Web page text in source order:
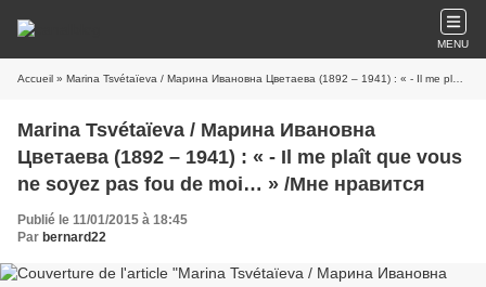
MENU
Accueil » Marina Tsvétaïeva / Марина Ивановна Цветаева (1892 – 1941) : « - Il me plaît que vous ne soyez pas fou de moi… » /Мне нравится
Marina Tsvétaïeva / Марина Ивановна
Цветаева (1892 – 1941) : « - Il me plaît que vous
ne soyez pas fou de moi… » /Мне нравится
Publié le 11/01/2015 à 18:45
Par bernard22